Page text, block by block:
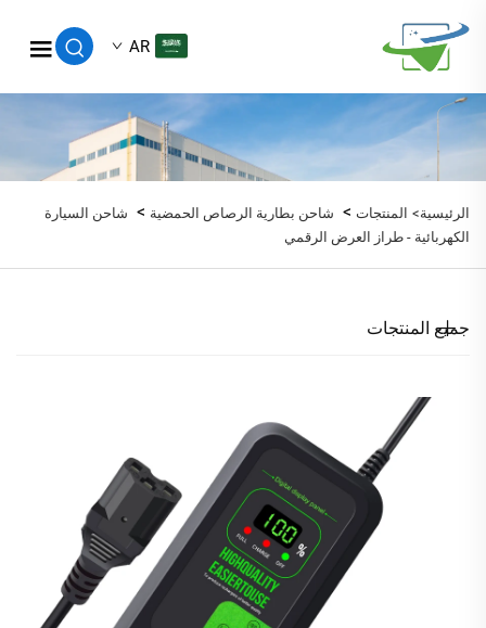
AR
الرئيسية> المنتجات > شاحن بطارية الرصاص الحمضية > شاحن السيارة
الكهربائية - طراز العرض الرقمي
جميع المنتجات